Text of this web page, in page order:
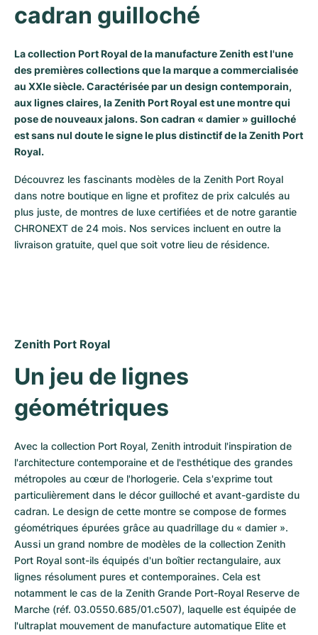
Milgauss
Oyster Perpetual
Yacht-Master
Yacht-Master II
Sea-Dweller
Sky-Dweller
Submariner
Montres pour femmes
Ronde
Rotonde
Crash
Pasha
Tortue
Baignoire
Ballon Blanc
Professional
Bentley
Transocean
Cockpit
Chronospace
Super Avenger
Galactic
Montbrillant
Formula 1
Grand Carrera
Montres d'occasion
Montres pour femmes
Portofino
Portugieser
Da Vinci
Aquatimer
Spitfire
GST
Vintage
Montres d'occasion
Spirit of Big Bang
King Power
Montres d'occasion
cadran guilloché
La collection Port Royal de la manufacture Zenith est l'une
des premières collections que la marque a commercialisée
au XXIe siècle. Caractérisée par un design contemporain,
aux lignes claires, la Zenith Port Royal est une montre qui
pose de nouveaux jalons. Son cadran « damier » guilloché
est sans nul doute le signe le plus distinctif de la Zenith Port
Royal.
Découvrez les fascinants modèles de la Zenith Port Royal
dans notre boutique en ligne et profitez de prix calculés au
plus juste, de montres de luxe certifiées et de notre garantie
CHRONEXT de 24 mois. Nos services incluent en outre la
livraison gratuite, quel que soit votre lieu de résidence.
Zenith Port Royal
Un jeu de lignes
géométriques
Avec la collection Port Royal, Zenith introduit l'inspiration de
l'architecture contemporaine et de l'esthétique des grandes
métropoles au cœur de l'horlogerie. Cela s'exprime tout
particulièrement dans le décor guilloché et avant-gardiste du
cadran. Le design de cette montre se compose de formes
géométriques épurées grâce au quadrillage du « damier ».
Aussi un grand nombre de modèles de la collection Zenith
Port Royal sont-ils équipés d'un boîtier rectangulaire, aux
lignes résolument pures et contemporaines. Cela est
notamment le cas de la Zenith Grande Port-Royal Reserve de
Marche (réf. 03.0550.685/01.c507), laquelle est équipée de
l'ultraplat mouvement de manufacture automatique Elite et